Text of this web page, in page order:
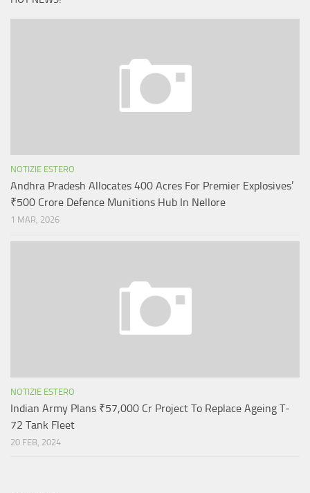
NOTIZIE ESTERO
Andhra Pradesh Allocates 400 Acres For Premier Explosives’
₹500 Crore Defence Munitions Hub In Nellore
1 MAR, 2026
NOTIZIE ESTERO
Indian Army Plans ₹57,000 Cr Project To Replace Ageing T-
72 Tank Fleet
20 FEB, 2024